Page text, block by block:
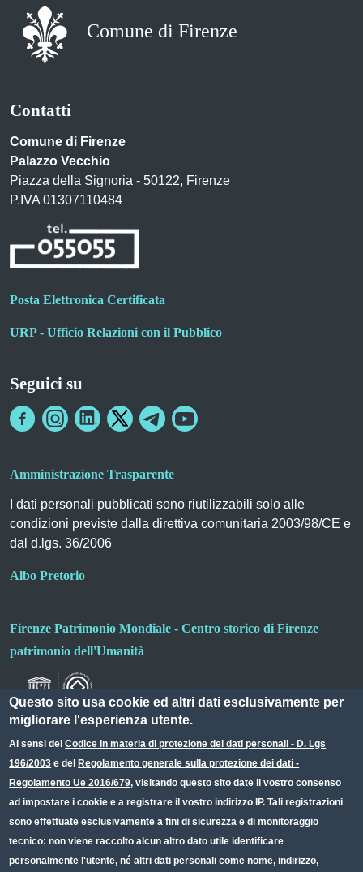
Comune di Firenze
Contatti
Comune di Firenze
Palazzo Vecchio
Piazza della Signoria - 50122, Firenze
P.IVA 01307110484
Posta Elettronica Certificata
URP - Ufficio Relazioni con il Pubblico
Seguici su
Amministrazione Trasparente
I dati personali pubblicati sono riutilizzabili solo alle
condizioni previste dalla direttiva comunitaria 2003/98/CE e
dal d.lgs. 36/2006
Albo Pretorio
Firenze Patrimonio Mondiale - Centro storico di Firenze
patrimonio dell'Umanità
Small prints
Useful links section
Redazione web
Privacy
Note legali
Questo sito usa cookie ed altri dati esclusivamente per
migliorare l'esperienza utente.
Ai sensi delCodice in materia di protezione dei dati personali - D. Lgs
196/2003 e del Regolamento generale sulla protezione dei dati -
Regolamento Ue 2016/679, visitando questo sito date il vostro consenso
ad impostare i cookie e a registrare il vostro indirizzo IP. Tali registrazioni
sono effettuate esclusivamente a fini di sicurezza e di monitoraggio
tecnico: non viene raccolto alcun altro dato utile identificare
personalmente l'utente, né altri dati personali come nome, indirizzo,